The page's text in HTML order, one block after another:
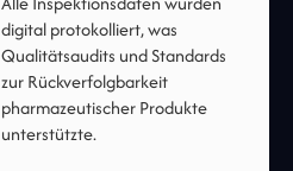
digital protokolliert, was
Qualitätsaudits und Standards
zur Rückverfolgbarkeit
pharmazeutischer Produkte
unterstützte.